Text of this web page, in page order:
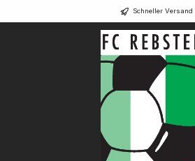
Schneller Versand